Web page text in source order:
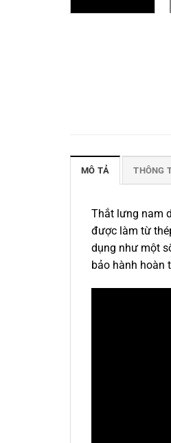
MÔ TẢ THÔNG
Thắt lưng nam
được làm từ
dụng như một
bảo hành hoàn